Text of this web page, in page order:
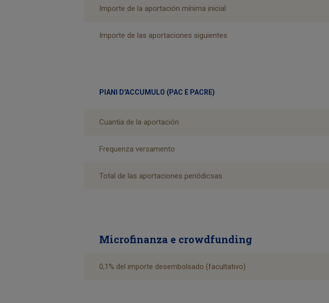
Importe de la aportación mínima inicial
Importe de las aportaciones siguientes
PIANI D'ACCUMULO (PAC E PACRE)
Cuantía de la aportación
Frequenza versamento
Total de las aportaciones periódicsas
Microfinanza e crowdfunding
0,1% del importe desembolsado (facultativo)